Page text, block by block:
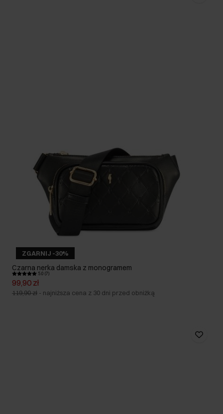
ZGARNIJ -30%
Czarna nerka damska z monogramem
5.0 (7)
99,90 zł
119,90 zł - najniższa cena z 30 dni przed obniżką